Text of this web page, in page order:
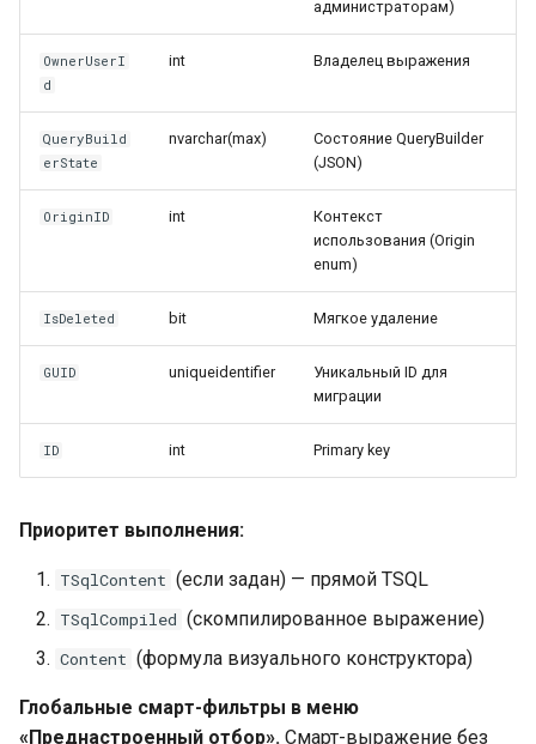
администраторам)
OwnerUserI
d
int Владелец выражения
QueryBuild
erState
nvarchar(max)
Состояние QueryBuilder
(JSON)
OriginID int
Контекст
использования (Origin
enum)
IsDeleted bit Мягкое удаление
GUID uniqueidentifier
Уникальный ID для
миграции
ID int Primary key
Приоритет выполнения:
TSqlContent (если задан) — прямой TSQL
TSqlCompiled (скомпилированное выражение)
Content (формула визуального конструктора)
Глобальные смарт-фильтры в меню
«Преднастроенный отбор». Смарт-выражение без